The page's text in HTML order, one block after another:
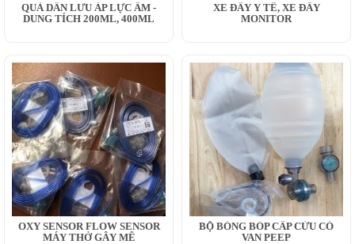
QUẢ DẪN LƯU ÁP LỰC ÂM -
DUNG TÍCH 200ML, 400ML
XE ĐẨY Y TẾ, XE ĐẨY
MONITOR
OXY SENSOR FLOW SENSOR
MÁY THỞ GÂY MÊ
BỘ BÓNG BÓP CẤP CỨU CÓ
VAN PEEP